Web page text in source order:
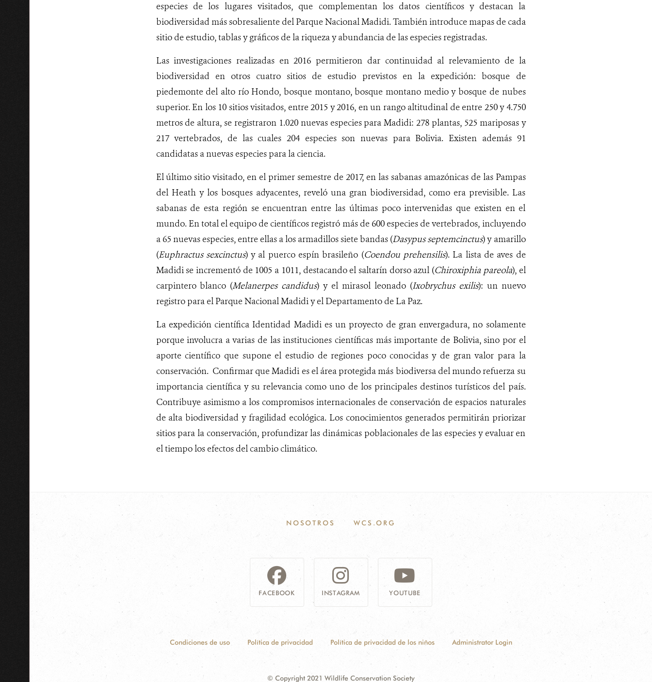
especies de los lugares visitados, que complementan los datos científicos y destacan la
biodiversidad más sobresaliente del Parque Nacional Madidi. También introduce mapas de cada
sitio de estudio, tablas y gráficos de la riqueza y abundancia de las especies registradas.
Las investigaciones realizadas en 2016 permitieron dar continuidad al relevamiento de la
biodiversidad en otros cuatro sitios de estudio previstos en la expedición: bosque de
piedemonte del alto río Hondo, bosque montano, bosque montano medio y bosque de nubes
superior. En los 10 sitios visitados, entre 2015 y 2016, en un rango altitudinal de entre 250 y 4.750
metros de altura, se registraron 1.020 nuevas especies para Madidi:278 plantas, 525 mariposas y
217 vertebrados, de las cuales 204 especies son nuevas para Bolivia. Existen además 91
candidatas a nuevas especies para la ciencia.
El último sitio visitado, en el primer semestre de 2017, en las sabanas amazónicas de las Pampas
del Heath y los bosques adyacentes, reveló una gran biodiversidad, como era previsible. Las
sabanas de esta región se encuentran entre las últimas poco intervenidas que existen en el
mundo. En total el equipo de científicos registró más de 600 especies de vertebrados, incluyendo
a 65 nuevas especies, entre ellas a los armadillos siete bandas (Dasypus septemcinctus) y amarillo
(Euphractus sexcinctus) y al puerco espín brasileño (Coendou prehensilis). La lista de aves de
Madidi se incrementó de 1005 a 1011, destacando el saltarín dorso azul (Chiroxiphia pareola), el
carpintero blanco (Melanerpes candidus) y el mirasol leonado (Ixobrychus exilis): un nuevo
registro para el Parque Nacional Madidi y el Departamento de La Paz.
La expedición científica Identidad Madidi es un proyecto de gran envergadura, no solamente
porque involucra a varias de las instituciones científicas más importante de Bolivia, sino por el
aporte científico que supone el estudio de regiones poco conocidas y de gran valor para la
conservación. Confirmar que Madidi es el área protegida más biodiversa del mundo refuerza su
importancia científica y su relevancia como uno de los principales destinos turísticos del país.
Contribuye asimismo a los compromisos internacionales de conservación de espacios naturales
de alta biodiversidad y fragilidad ecológica. Los conocimientos generados permitirán priorizar
sitios para la conservación, profundizar las dinámicas poblacionales de las especies y evaluar en
el tiempo los efectos del cambio climático.
NOSOTROS WCS.ORG
FACEBOOK INSTAGRAM YOUTUBE
Condiciones de uso Política de privacidad Política de privacidad de los niños Administrator Login
© Copyright 2021 Wildlife Conservation Society